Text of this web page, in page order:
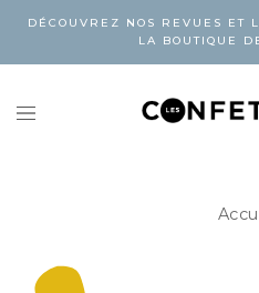
DÉCOUVREZ NOS REVUES ET
LA BOUTIQUE